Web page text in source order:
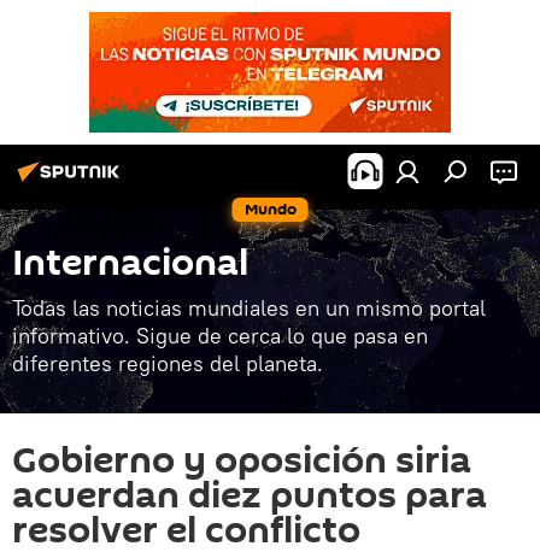
Mundo
Internacional
Todas las noticias mundiales en un mismo portal
informativo. Sigue de cerca lo que pasa en
diferentes regiones del planeta.
Gobierno y oposición siria
acuerdan diez puntos para
resolver el conflicto